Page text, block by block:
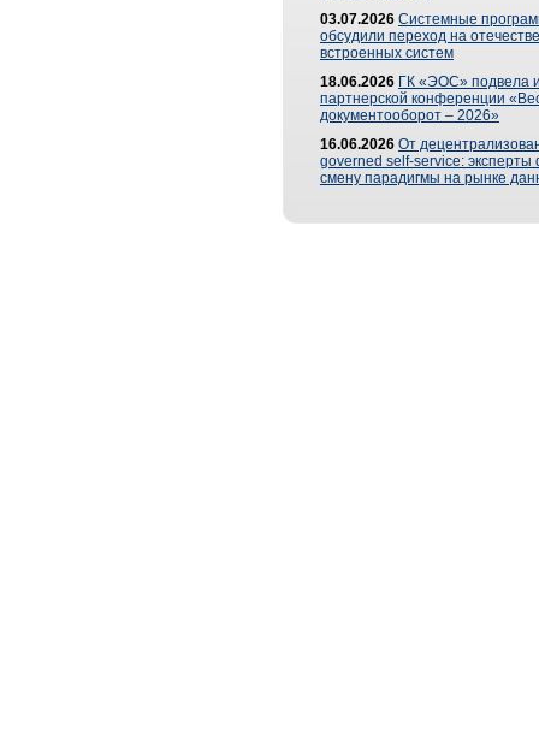
03.07.2026 Системные
обсудили переход на
встроенных систем
18.06.2026 ГК «ЭОС» подвела
партнерской конференции
документооборот – 2026»
16.06.2026 От
governed self-service: эксперты
смену парадигмы на рынке